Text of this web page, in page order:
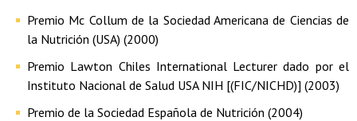
Premio Mc Collum de la Sociedad Americana de Ciencias de
la Nutrición (USA) (2000)
Premio Lawton Chiles International Lecturer dado por el
Instituto Nacional de Salud USA NIH [(FIC/NICHD)] (2003)
Premio de la Sociedad Española de Nutrición (2004)